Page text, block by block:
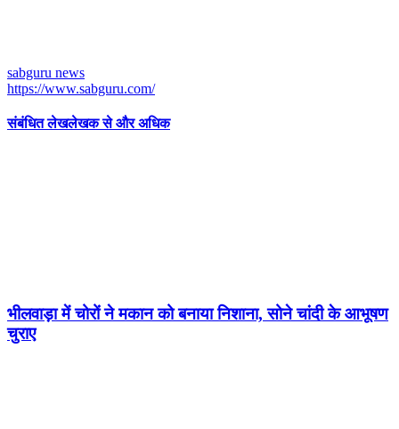
sabguru news
https://www.sabguru.com/
संबंधित लेखलेखक से और अधिक
भीलवाड़ा में चोरों ने मकान को बनाया निशाना, सोने चांदी के आभूषण
चुराए